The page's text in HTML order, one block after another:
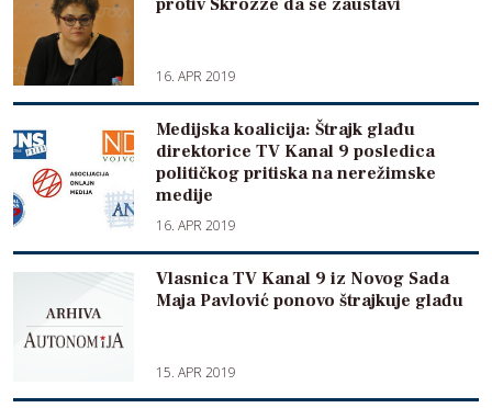
protiv Skrozze da se zaustavi
16. APR 2019
Medijska koalicija: Štrajk glađu
direktorice TV Kanal 9 posledica
političkog pritiska na nerežimske
medije
16. APR 2019
Vlasnica TV Kanal 9 iz Novog Sada
Maja Pavlović ponovo štrajkuje glađu
15. APR 2019